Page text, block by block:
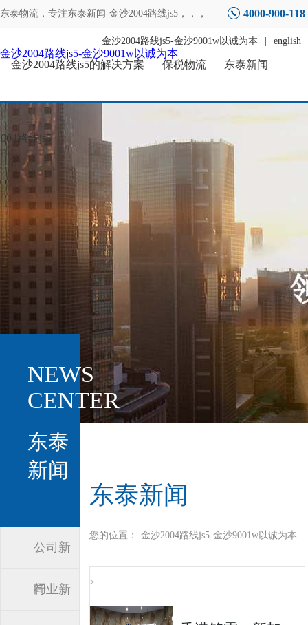
东泰物流，专注东泰新闻-金沙2004路线js5 ，，， 4000-900-118
金沙2004路线js5-金沙9001w以诚为本 english
金沙2004路线js5-金沙9001w以诚为本
金沙2004路线js5的解决方案
保税物流 东泰新闻
路线js5
NEWS
CENTER
东泰
新闻
公司新
闻
行业新
东泰新闻
您的位置： 金沙2004路线js5-金沙9001w以诚为本
>